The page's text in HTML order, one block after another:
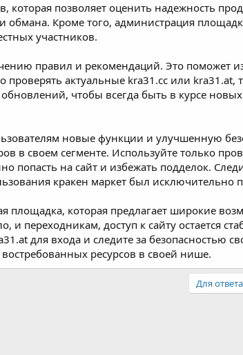
которая позволяет оценить надежность
Кроме того, администрация
участников.
правил и рекомендаций. Это поможет
актуальные kra31.cc или kra31.at,
чтобы всегда быть в курсе
новые функции и улучшенную
в своем сегменте. Используйте только
попасть на сайт и избежать подделок.
кракен маркет был исключительно
площадка, которая предлагает широкие
и переходникам, доступ к сайту остается
для входа и следите за безопасностью
ресурсов в своей нише.
Для